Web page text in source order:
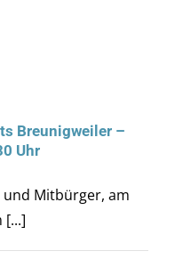
Breunigweiler –
Uhr
Mitbürger, am
[...]